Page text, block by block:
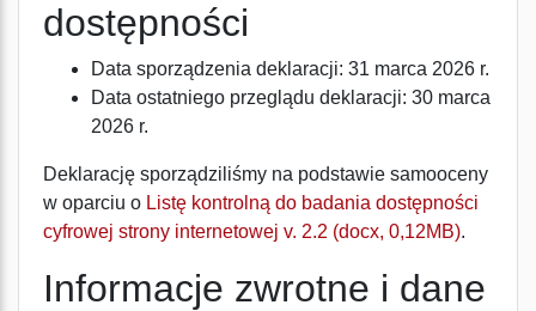
dostępności
Data sporządzenia deklaracji: 31 marca 2026 r.
Data ostatniego przeglądu deklaracji: 30 marca
2026 r.
Deklarację sporządziliśmy na podstawie samooceny
w oparciu o Listę kontrolną do badania dostępności
cyfrowej strony internetowej v. 2.2 (docx, 0,12MB).
Informacje zwrotne i dane